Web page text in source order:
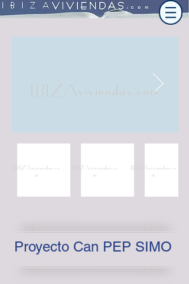
IBIZAviviendas.com
IBIZAviviendas.co
m
IBIZAviviendas.co
m
IBIZAviviendas.co
m
Proyecto Can PEP SIMO